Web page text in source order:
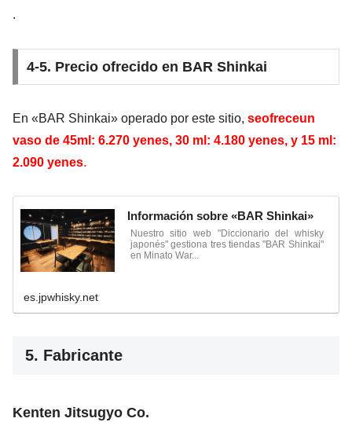
.
4-5. Precio ofrecido en BAR Shinkai
En «BAR Shinkai» operado por este sitio, seofreceun
vaso de 45ml: 6.270 yenes, 30 ml: 4.180 yenes, y 15 ml:
2.090 yenes.
Información sobre «BAR Shinkai»
Nuestro sitio web "Diccionario del whisky
japonés" gestiona tres tiendas "BAR Shinkai"
en Minato War...
es.jpwhisky.net
5. Fabricante
Kenten Jitsugyo Co.